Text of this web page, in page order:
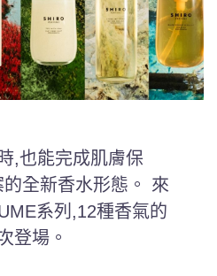
,也能完成肌膚保
全新香水形態。 來
系列,12種香氣的
登場。